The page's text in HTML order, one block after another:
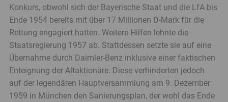
Konkurs, obwohl sich der Bayerische Staat und die LfA bis
Ende 1954 bereits mit über 17 Millionen D-Mark für die
Rettung engagiert hatten. Weitere Hilfen lehnte die
Staatsregierung 1957 ab. Stattdessen setzte sie auf eine
Übernahme durch Daimler-Benz inklusive einer faktischen
Enteignung der Altaktionäre. Diese verhinderten jedoch
auf der legendären Hauptversammlung am 9. Dezember
1959 in München den Sanierungsplan, der wohl das Ende